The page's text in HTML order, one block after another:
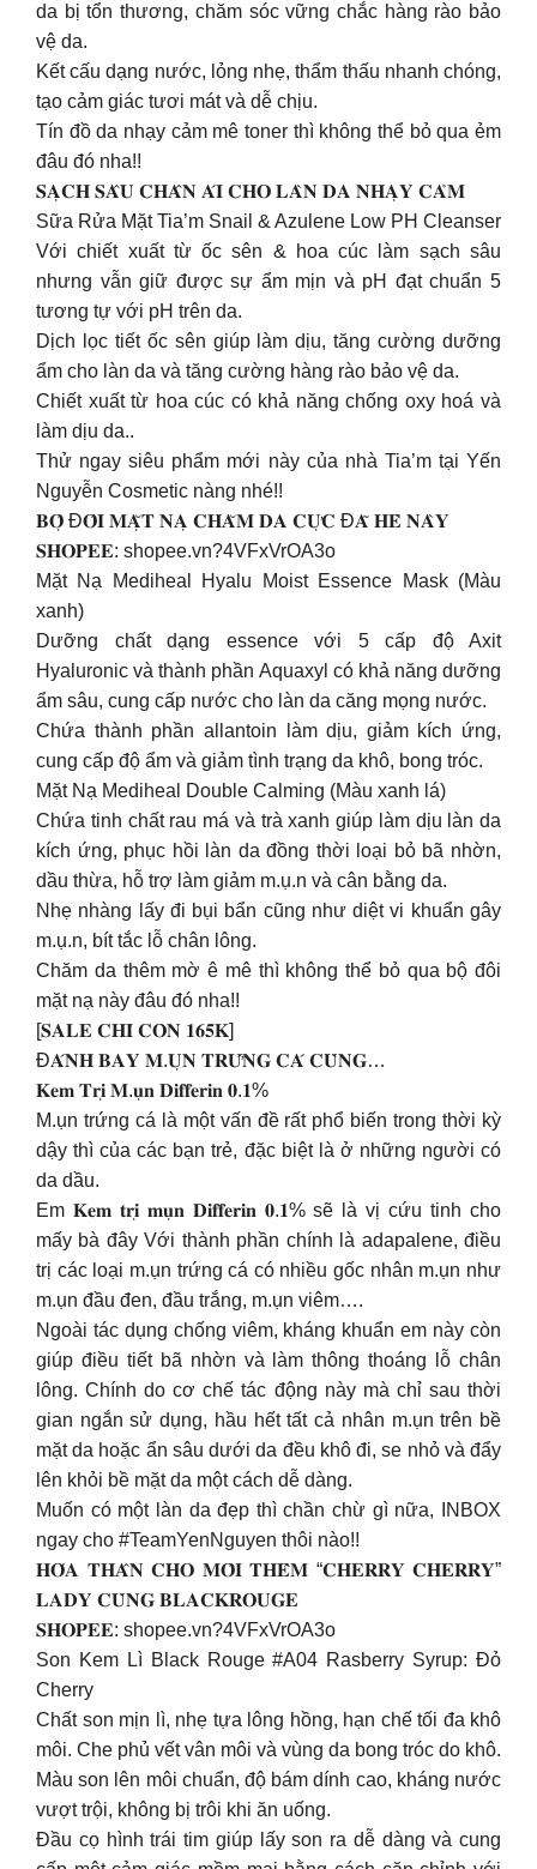
da bị tổn thương, chăm sóc vững chắc hàng rào bảo
vệ da.
Kết cấu dạng nước, lỏng nhẹ, thẩm thấu nhanh chóng,
tạo cảm giác tươi mát và dễ chịu.
Tín đồ da nhạy cảm mê toner thì không thể bỏ qua ẻm
đâu đó nha!!
𝐒𝐀̣𝐂𝐇 𝐒𝐀̂𝐔 𝐂𝐇𝐀̂𝐍 𝐀́𝐈 𝐂𝐇𝐎 𝐋𝐀̀𝐍 𝐃𝐀 𝐍𝐇𝐀̣𝐘 𝐂𝐀̉𝐌
Sữa Rửa Mặt Tia’m Snail & Azulene Low PH Cleanser
Với chiết xuất từ ốc sên & hoa cúc làm sạch sâu
nhưng vẫn giữ được sự ẩm mịn và pH đạt chuẩn 5
tương tự với pH trên da.
Dịch lọc tiết ốc sên giúp làm dịu, tăng cường dưỡng
ẩm cho làn da và tăng cường hàng rào bảo vệ da.
Chiết xuất từ hoa cúc có khả năng chống oxy hoá và
làm dịu da..
Thử ngay siêu phẩm mới này của nhà Tia’m tại Yến
Nguyễn Cosmetic nàng nhé!!
𝐁𝐎̣̂ Đ𝐎̂𝐈 𝐌𝐀̣̆𝐓 𝐍𝐀̣ 𝐂𝐇𝐀̆𝐌 𝐃𝐀 𝐂𝐔̛̣𝐂 Đ𝐀̃ 𝐇𝐄̀ 𝐍𝐀̀𝐘
𝐒𝐇𝐎𝐏𝐄𝐄: shopee.vn?4VFxVrOA3o
Mặt Nạ Mediheal Hyalu Moist Essence Mask (Màu
xanh)
Dưỡng chất dạng essence với 5 cấp độ Axit
Hyaluronic và thành phần Aquaxyl có khả năng dưỡng
ẩm sâu, cung cấp nước cho làn da căng mọng nước.
Chứa thành phần allantoin làm dịu, giảm kích ứng,
cung cấp độ ẩm và giảm tình trạng da khô, bong tróc.
Mặt Nạ Mediheal Double Calming (Màu xanh lá)
Chứa tinh chất rau má và trà xanh giúp làm dịu làn da
kích ứng, phục hồi làn da đồng thời loại bỏ bã nhờn,
dầu thừa, hỗ trợ làm giảm m.ụ.n và cân bằng da.
Nhẹ nhàng lấy đi bụi bẩn cũng như diệt vi khuẩn gây
m.ụ.n, bít tắc lỗ chân lông.
Chăm da thêm mờ ê mê thì không thể bỏ qua bộ đôi
mặt nạ này đâu đó nha!!
[𝐒𝐀𝐋𝐄 𝐂𝐇𝐈̉ 𝐂𝐎̀𝐍 𝟏𝟔𝟓𝐊]
Đ𝐀́𝐍𝐇 𝐁𝐀𝐘 𝐌.𝐔̣𝐍 𝐓𝐑𝐔̛́𝐍𝐆 𝐂𝐀́ 𝐂𝐔̀𝐍𝐆…
𝐊𝐞𝐦 𝐓𝐫𝐢̣ 𝐌.𝐮̣𝐧 𝐃𝐢𝐟𝐟𝐞𝐫𝐢𝐧 𝟎.𝟏%
M.ụn trứng cá là một vấn đề rất phổ biến trong thời kỳ
dậy thì của các bạn trẻ, đặc biệt là ở những người có
da dầu.
Em 𝐊𝐞𝐦 𝐭𝐫𝐢̣ 𝐦𝐮̣𝐧 𝐃𝐢𝐟𝐟𝐞𝐫𝐢𝐧 𝟎.𝟏% sẽ là vị cứu tinh cho
mấy bà đây Với thành phần chính là adapalene, điều
trị các loại m.ụn trứng cá có nhiều gốc nhân m.ụn như
m.ụn đầu đen, đầu trắng, m.ụn viêm….
Ngoài tác dụng chống viêm, kháng khuẩn em này còn
giúp điều tiết bã nhờn và làm thông thoáng lỗ chân
lông. Chính do cơ chế tác động này mà chỉ sau thời
gian ngắn sử dụng, hầu hết tất cả nhân m.ụn trên bề
mặt da hoặc ẩn sâu dưới da đều khô đi, se nhỏ và đẩy
lên khỏi bề mặt da một cách dễ dàng.
Muốn có một làn da đẹp thì chần chừ gì nữa, INBOX
ngay cho #TeamYenNguyen thôi nào!!
𝐇𝐎́𝐀 𝐓𝐇𝐀̂𝐍 𝐂𝐇𝐎 𝐌𝐎̂𝐈 𝐓𝐇𝐄̂𝐌 “𝐂𝐇𝐄𝐑𝐑𝐘 𝐂𝐇𝐄𝐑𝐑𝐘”
𝐋𝐀𝐃𝐘 𝐂𝐔̀𝐍𝐆 𝐁𝐋𝐀𝐂𝐊𝐑𝐎𝐔𝐆𝐄
𝐒𝐇𝐎𝐏𝐄𝐄: shopee.vn?4VFxVrOA3o
Son Kem Lì Black Rouge #A04 Rasberry Syrup: Đỏ
Cherry
Chất son mịn lì, nhẹ tựa lông hồng, hạn chế tối đa khô
môi. Che phủ vết vân môi và vùng da bong tróc do khô.
Màu son lên môi chuẩn, độ bám dính cao, kháng nước
vượt trội, không bị trôi khi ăn uống.
Đầu cọ hình trái tim giúp lấy son ra dễ dàng và cung